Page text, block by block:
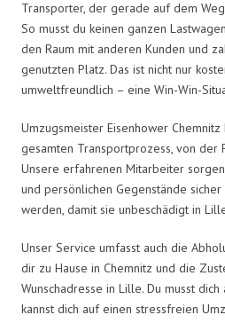
Transporter, der gerade auf dem
So musst du keinen ganzen
den Raum mit anderen Kunden und
genutzten Platz. Das ist nicht nur
umweltfreundlich – eine Win-Win-
Umzugsmeister Eisenhower
gesamten Transportprozess, von der
Unsere erfahrenen Mitarbeiter
und persönlichen Gegenstände
werden, damit sie unbeschädigt in
Unser Service umfasst auch die
dir zu Hause in Chemnitz und die
Wunschadresse in Lille. Du musst
kannst dich auf einen stressfreien